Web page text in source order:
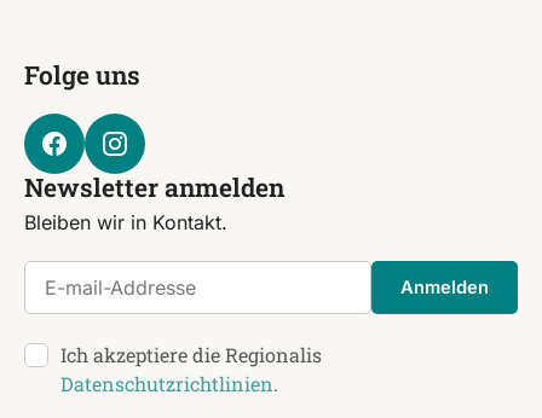
Folge uns
Newsletter anmelden
Bleiben wir in Kontakt.
E-mail-Addresse
Anmelden
Ich akzeptiere die Regionalis
Datenschutzrichtlinien.